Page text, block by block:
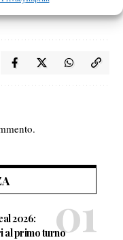
2026:
al primo turno